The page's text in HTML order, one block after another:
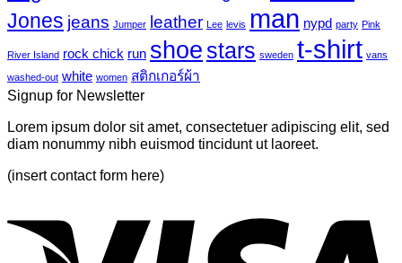
tropical
leaves-
บน
Just
another
post
Jones jeans Jumper leather Lee levis man nypd party Pink
River Island rock chick run shoe stars sweden t-shirt vans
washed-out white women สติกเกอร์ผ้า
Signup for Newsletter
Lorem ipsum dolor sit amet, consectetuer adipiscing elit, sed
diam nonummy nibh euismod tincidunt ut laoreet.
(insert contact form here)